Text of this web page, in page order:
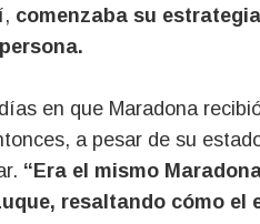
comenzaba su
en que Maradona
a pesar de su
“Era el mismo
resaltando cómo